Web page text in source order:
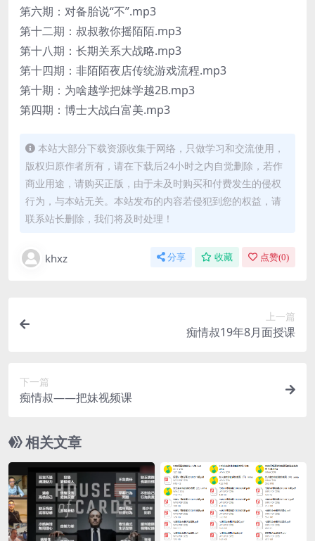
第六期：对备胎说“不”.mp3
第十二期：叔叔教你摇陌陌.mp3
第十八期：长期关系大战略.mp3
第十四期：非陌陌夜店传统游戏流程.mp3
第十期：为啥越学把妹学越2B.mp3
第四期：博士大战白富美.mp3
本站大部分下载资源收集于网络，只做学习和交流使用，
版权归原作者所有，请在下载后24小时之内自觉删除，若作
商业用途，请购买正版，由于未及时购买和付费发生的侵权
行为，与本站无关。本站发布的内容若侵犯到您的权益，请
联系站长删除，我们将及时处理！
khxz 分享 收藏 点赞(0)
上一篇
痴情叔19年8月面授课
下一篇
痴情叔——把妹视频课
相关文章